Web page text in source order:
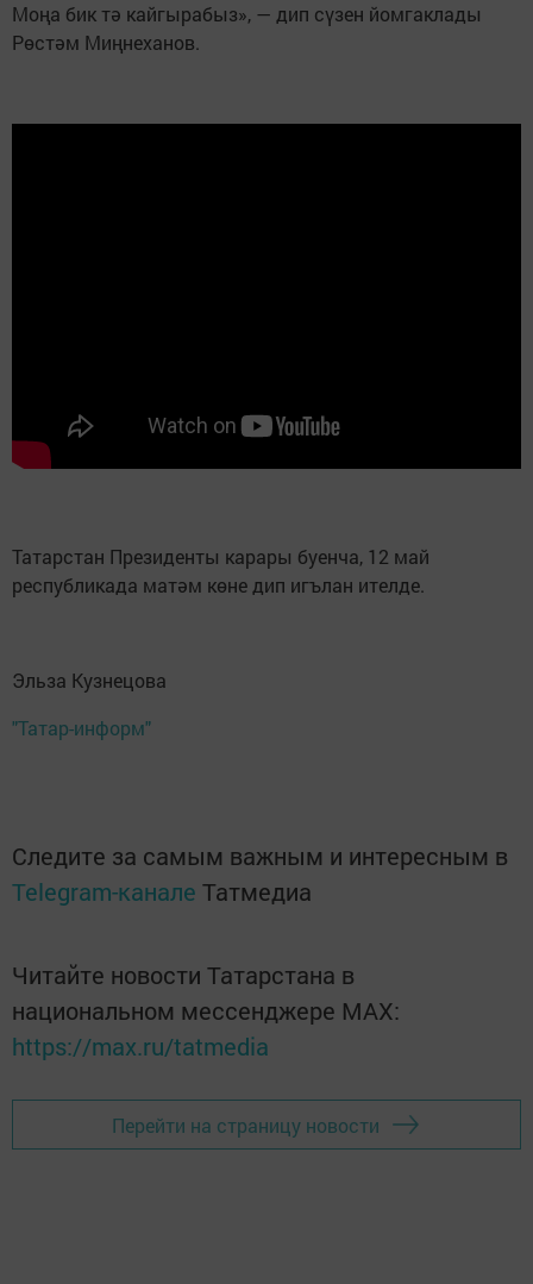
Моңа бик тә кайгырабыз», — дип сүзен йомгаклады
Рөстәм Миңнеханов.
Татарстан Президенты карары буенча, 12 май
республикада матәм көне дип игълан ителде.
Эльза Кузнецова
"Татар-информ"
Следите за самым важным и интересным в
Telegram-канале Татмедиа
Читайте новости Татарстана в
национальном мессенджере MАХ:
https://max.ru/tatmedia
Перейти на страницу новости